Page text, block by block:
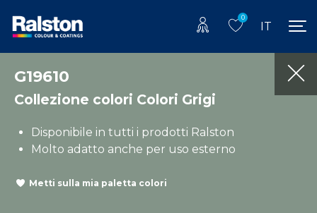
0
IT
G19610
Collezione colori Colori Grigi
Disponibile in tutti i prodotti Ralston
Molto adatto anche per uso esterno
Metti sulla mia paletta colori